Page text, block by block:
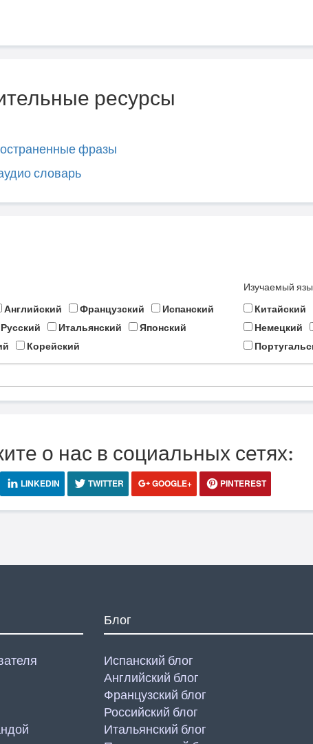
ресурсы
фразы
словарь
Английский Французский
Испанский
Русский Итальянский
Японский
Корейский
Изучаемый
Китайский
Немецкий
о нас в социальных сетях:
LINKEDIN TWITTER GOOGLE+ PINTEREST
Блог
Испанский блог
Английский блог
Французский блог
Российский блог
Итальянский блог